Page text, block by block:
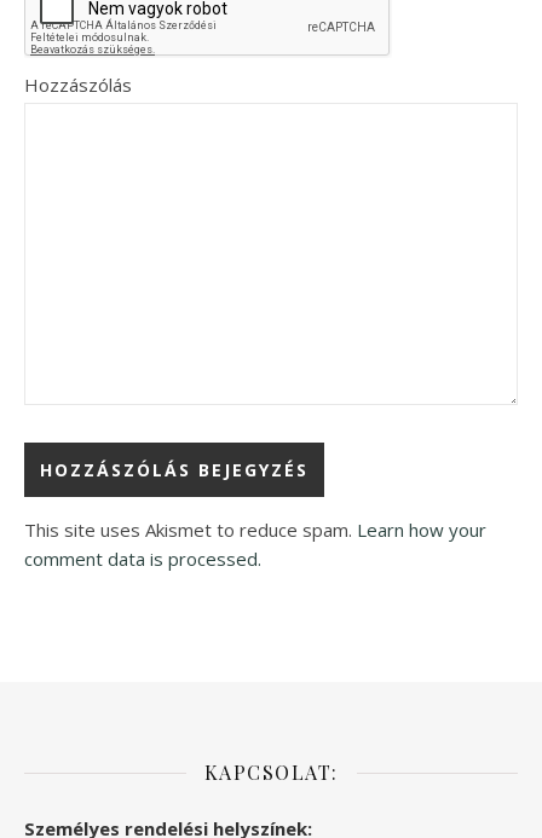
Hozzászólás
This site uses Akismet to reduce spam. Learn how your
comment data is processed.
KAPCSOLAT:
Személyes rendelési helyszínek: